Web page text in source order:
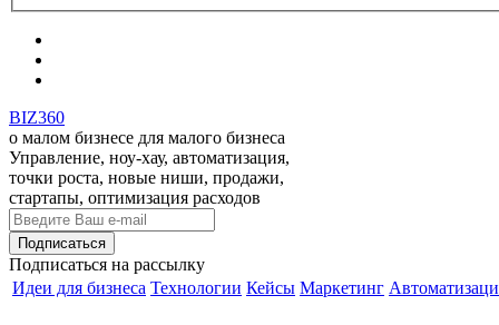
BIZ360
о малом бизнесе для малого бизнеса
Управление, ноу-хау, автоматизация,
точки роста, новые ниши, продажи,
стартапы, оптимизация расходов
Подписаться на рассылку
Идеи для бизнеса Технологии Кейсы Маркетинг